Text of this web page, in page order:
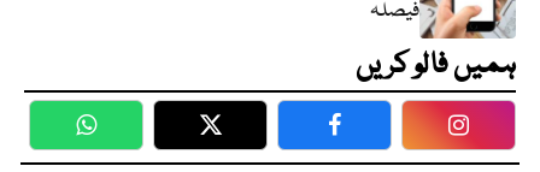
فیصلہ
ہمیں فالو کریں
WhatsApp Twitter Facebook